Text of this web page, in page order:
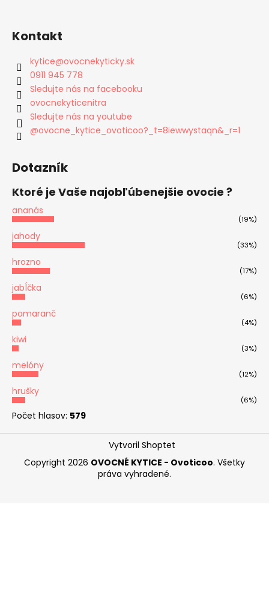
Kontakt
kytice@ovocnekyticky.sk
0911 945 778
Sledujte nás na facebooku
ovocnekyticenitra
Sledujte nás na youtube
@ovocne_kytice_ovoticoo?_t=8iewwystaqn&_r=1
Dotazník
Ktoré je Vaše najobľúbenejšie ovocie ?
ananás
(19%)
jahody
(33%)
hrozno
(17%)
jabĺčka
(6%)
pomaranč
(4%)
kiwi
(3%)
melóny
(12%)
hrušky
(6%)
Počet hlasov: 579
Vytvoril Shoptet
Copyright 2026 OVOCNÉ KYTICE - Ovoticoo. Všetky
práva vyhradené.